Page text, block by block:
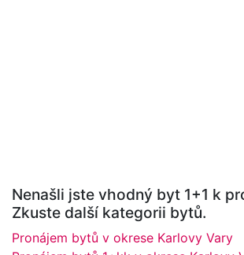
Nenašli jste vhodný byt 1+1 k
Zkuste další kategorii bytů.
Pronájem bytů v okrese Karlovy Vary